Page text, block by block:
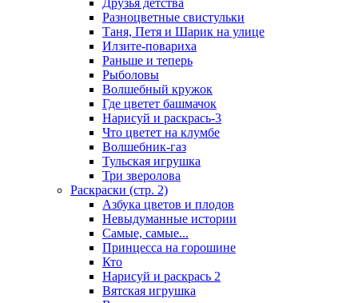
Друзья детства
Разноцветные свистульки
Таня, Петя и Шарик на улице
Илзите-повариха
Раньше и теперь
Рыболовы
Волшебный кружок
Где цветет башмачок
Нарисуй и раскрась-3
Что цветет на клумбе
Волшебник-газ
Тульская игрушка
Три зверолова
Раскраски (стр. 2)
Азбука цветов и плодов
Невыдуманные истории
Самые, самые...
Принцесса на горошине
Кто
Нарисуй и раскрась 2
Вятская игрушка